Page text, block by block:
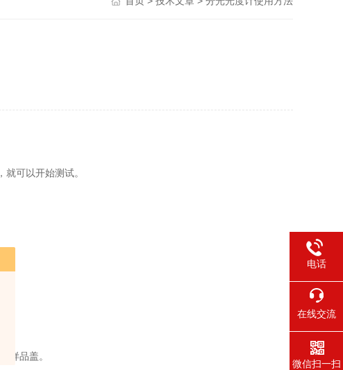
可以开始测试。
样品盖。
电话
在线交流
微信扫一扫